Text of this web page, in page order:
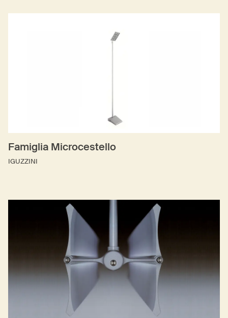
Famiglia Microcestello
IGUZZINI